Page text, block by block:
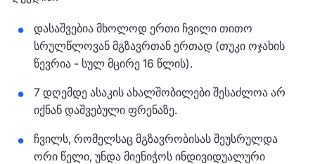
დასაშვებია მხოლოდ ერთი ჩვილი თითო
სრულწლოვან მგზავრთან ერთად (თუკი ოჯახის
წევრია - სულ მცირე 16 წლის).
7 დღემდე ასაკის ახალშობილები შესაძლოა არ
იქნან დაშვებული ფრენაზე.
ჩვილს, რომელსაც მგზავრობისას შეუსრულდა
ორი წელი, უნდა მიენიჭოს ინდივიდუალური